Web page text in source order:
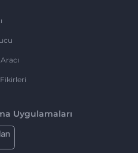
Uygulamaları